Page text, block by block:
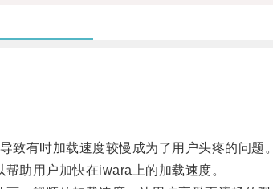
有时加载速度较慢成为了用户头疼的问题。
助用户加快在iwara上的加载速度。